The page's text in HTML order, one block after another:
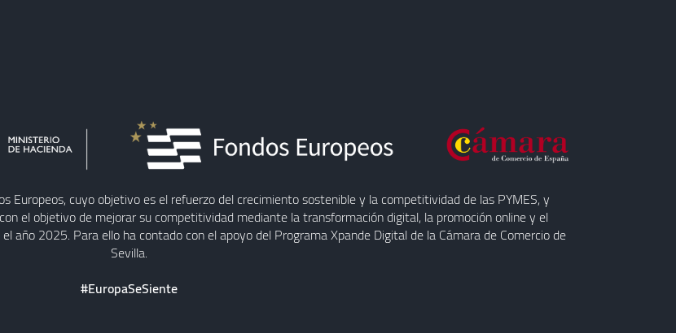
Europeos, cuyo objetivo es el refuerzo del crecimiento sostenible y la competitividad de las PYMES, y
el objetivo de mejorar su competitividad mediante la transformación digital, la promoción online y el
año 2025. Para ello ha contado con el apoyo del Programa Xpande Digital de la Cámara de Comercio de
Sevilla.
#EuropaSeSiente